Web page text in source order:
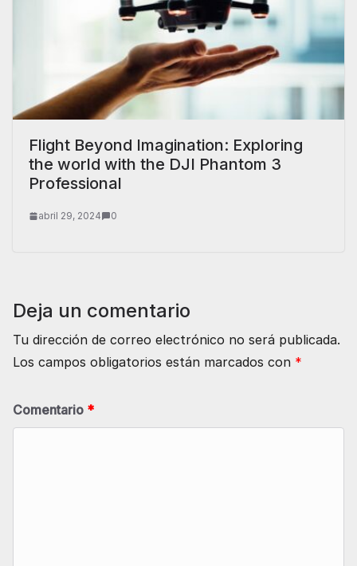
Flight Beyond Imagination: Exploring
the world with the DJI Phantom 3
Professional
abril 29, 2024 0
Deja un comentario
Tu dirección de correo electrónico no será publicada.
Los campos obligatorios están marcados con *
Comentario *